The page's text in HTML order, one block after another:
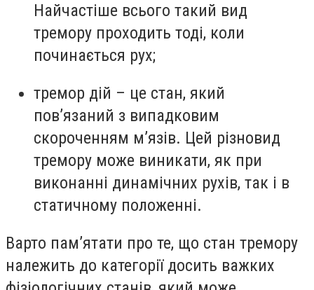
Найчастіше всього такий вид
тремору проходить тоді, коли
починається рух;
тремор дій – це стан, який
пов’язаний з випадковим
скороченням м’язів. Цей різновид
тремору може виникати, як при
виконанні динамічних рухів, так і в
статичному положенні.
Варто пам’ятати про те, що стан тремору
належить до категорії досить важких